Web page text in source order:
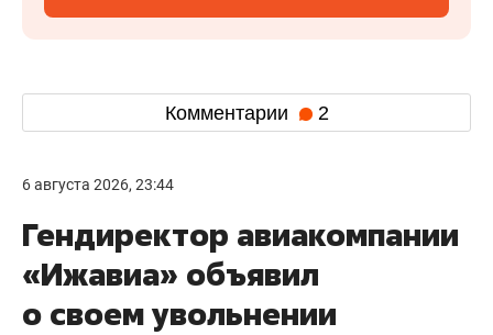
Комментарии 2
6 августа 2026, 23:44
Гендиректор авиакомпании
«Ижавиа» объявил
о своем увольнении